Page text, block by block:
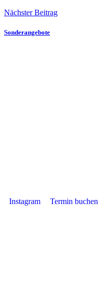
Nächster Beitrag
Sonderangebote
Instagram Termin buchen